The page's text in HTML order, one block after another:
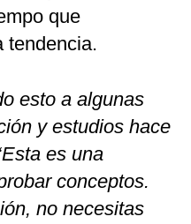
que
tendencia.
esto a algunas
y estudios hace
es una
conceptos.
no necesitas